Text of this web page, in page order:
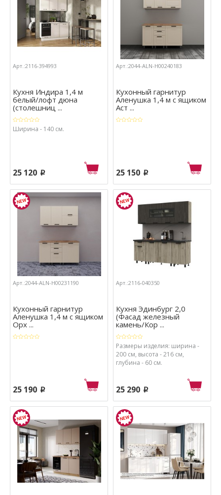
Арт.:2116-394993
Кухня Индира 1,4 м
белый/лофт дюна
(столешниц ...
Ширина - 140 см.
25 120 p
Арт.:2044-ALN-Н00240183
Кухонный гарнитур
Аленушка 1,4 м с ящиком
Аст ...
25 150 p
Арт.:2044-ALN-Н00231190
Кухонный гарнитур
Аленушка 1,4 м с ящиком
Орх ...
25 190 p
Арт.:2116-040350
Кухня Эдинбург 2,0
(Фасад железный
камень/Кор ...
Размеры изделия: ширина -
200 см, высота - 216 см,
глубина - 60 см.
25 290 p